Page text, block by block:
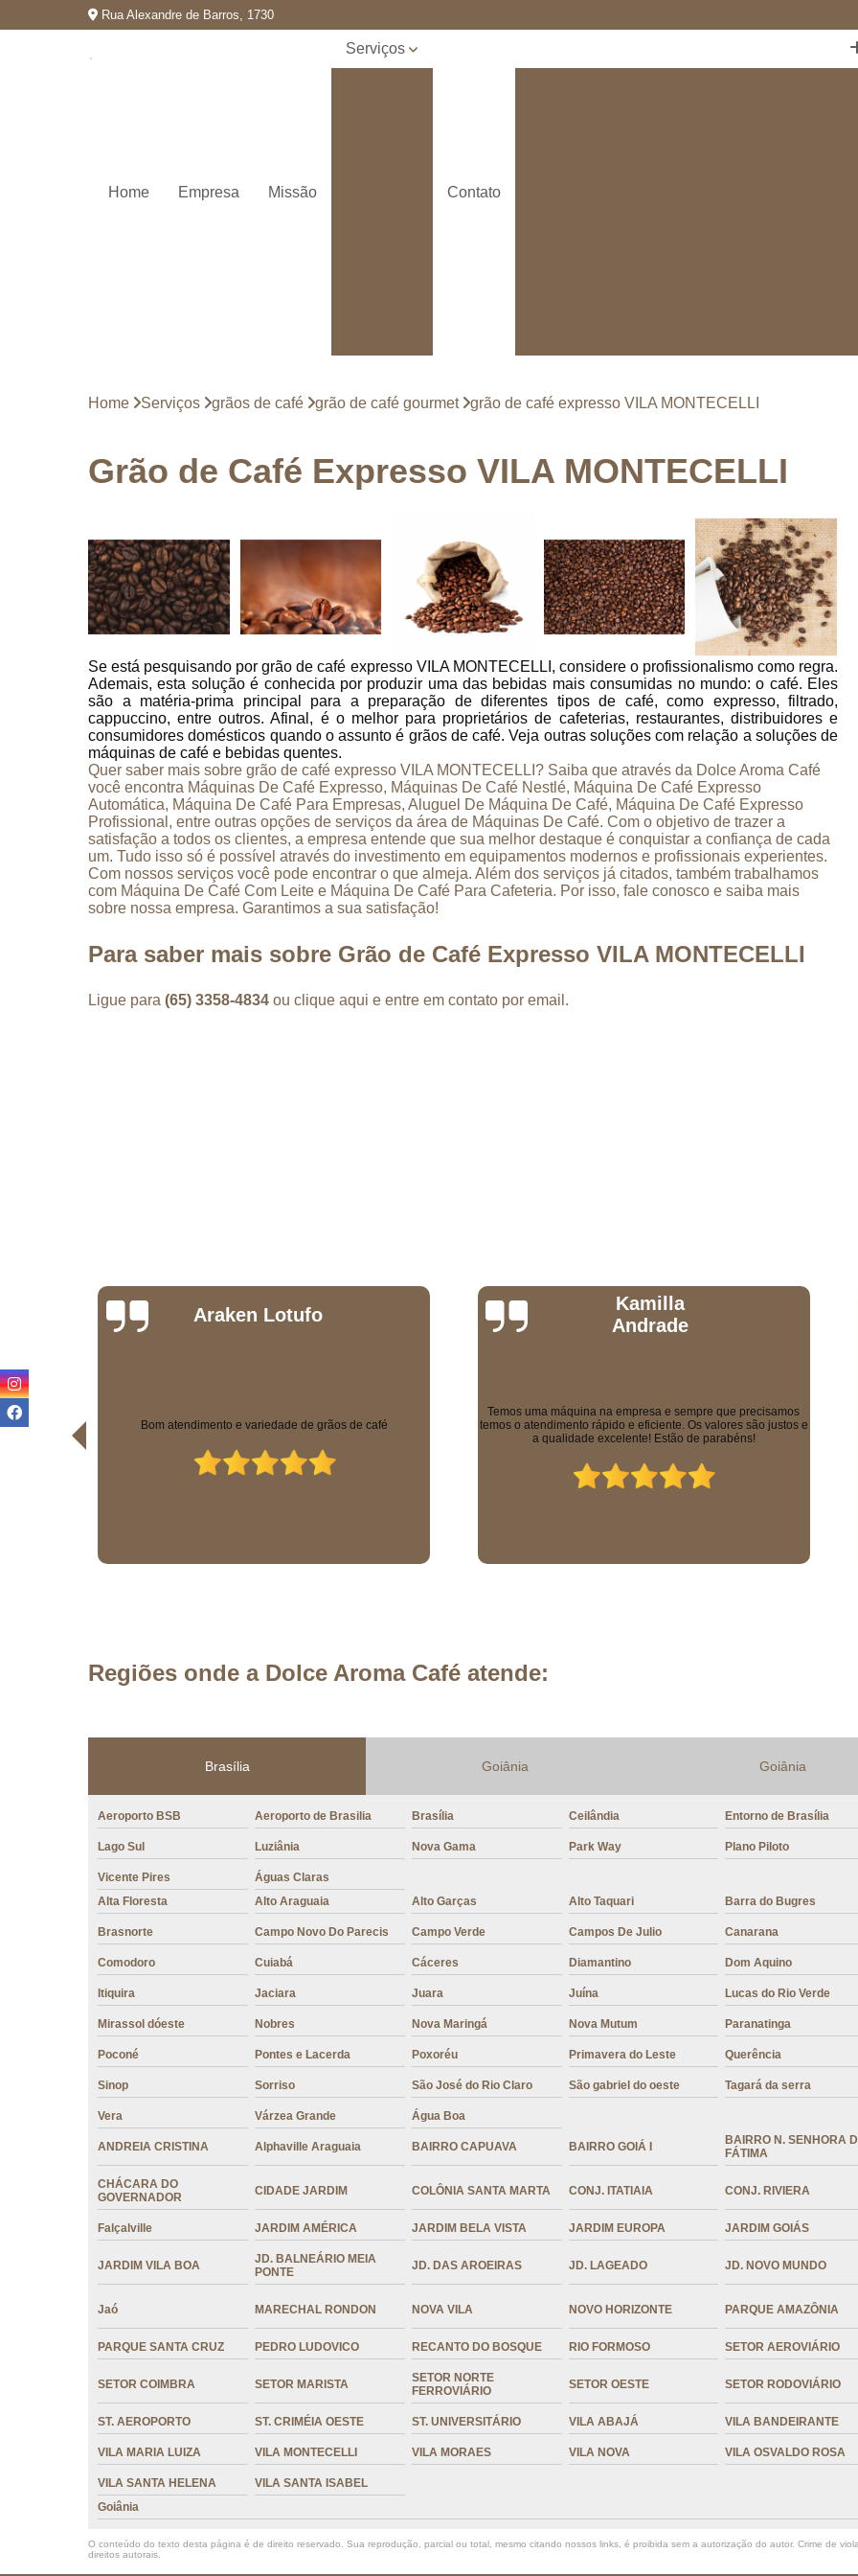
Rua Alexandre de Barros, 1730
Home Empresa Missão
Serviços
de
Máquinas
de café
Máquinas
expresso
Máquinas
de café
nestlé
Máquinas
de café
profissional
Misturas
cappuccino
Contato
Café Torrado Moído
Café em Cápsula
Cápsula de Café para Cafeteira
Grão de Café
Grão de Café Cru Grão
Grão de Café Moído
Grão de Café Torrado
Grãos para Café Expresso
Locação de
Locação de Máquina de Café Expresso
Locação Máquina de Café
Locação Máquina de Café para Eventos
Máquina de Café Locação
Máquina
Máquina de Café
Máquina de Café
Máquina de Café de Padaria
Máquina de Café para Cafeteria
Máquina de Café para Empresas
Máquina de Café para Padaria
Máquina Café Expresso e
Máquina de Café Capuccino e Chocolate
Máquina de Café
Máquina Profissional de Café
Máquina Café Nestlé
Máquina de Café
Máquina Nescafé Milano M860
Máquina de Café Expresso Profissional
Home Serviços grãos de café grão de café gourmet grão de café expresso VILA MONTECELLI
Grão de Café Expresso VILA MONTECELLI
Se está pesquisando por grão de café expresso VILA MONTECELLI, considere o profissionalismo como regra.
Ademais, esta solução é conhecida por produzir uma das bebidas mais consumidas no mundo: o café. Eles
são a matéria-prima principal para a preparação de diferentes tipos de café, como expresso, filtrado,
cappuccino, entre outros. Afinal, é o melhor para proprietários de cafeterias, restaurantes, distribuidores e
consumidores domésticos quando o assunto é grãos de café. Veja outras soluções com relação a soluções de
máquinas de café e bebidas quentes.
Quer saber mais sobre grão de café expresso VILA MONTECELLI? Saiba que através da Dolce Aroma Café
você encontra Máquinas De Café Expresso, Máquinas De Café Nestlé, Máquina De Café Expresso
Automática, Máquina De Café Para Empresas, Aluguel De Máquina De Café, Máquina De Café Expresso
Profissional, entre outras opções de serviços da área de Máquinas De Café. Com o objetivo de trazer a
satisfação a todos os clientes, a empresa entende que sua melhor destaque é conquistar a confiança de cada
um. Tudo isso só é possível através do investimento em equipamentos modernos e profissionais experientes.
Com nossos serviços você pode encontrar o que almeja. Além dos serviços já citados, também trabalhamos
com Máquina De Café Com Leite e Máquina De Café Para Cafeteria. Por isso, fale conosco e saiba mais
sobre nossa empresa. Garantimos a sua satisfação!
Para saber mais sobre Grão de Café Expresso VILA MONTECELLI
Ligue para (65) 3358-4834 ou clique aqui e entre em contato por email.
Kamilla
Andrade
temos o atendimento rápido e eficiente. Os valores são justos e
Daniel Milano
Equipe excelente, todos muito educados. Máquinas
sensacionais e os solúveis que eles vendem são uma delícia!
Regiões onde a Dolce Aroma Café atende:
Brasília Goiânia Goiânia
Aeroporto BSB Aeroporto de Brasilia Brasília Ceilândia Entorno de Brasília
Lago Sul Luziânia Nova Gama Park Way Plano Piloto
Vicente Pires
Águas Claras
Alta Floresta
Alto Araguaia Alto Garças Alto Taquari Barra do Bugres
Brasnorte Campo Novo Do Parecis Campo Verde Campos De Julio Canarana
Comodoro Cuiabá Cáceres Diamantino Dom Aquino
Itiquira Jaciara Juara Juína Lucas do Rio Verde
Mirassol dóeste Nobres Nova Maringá Nova Mutum Paranatinga
Poconé Pontes e Lacerda Poxoréu Primavera do Leste Querência
Sinop Sorriso São José do Rio Claro São gabriel do oeste Tagará da serra
Vera Várzea Grande Água Boa
ANDREIA CRISTINA Alphaville Araguaia BAIRRO CAPUAVA BAIRRO GOIÁ I
BAIRRO N. SENHORA
FÁTIMA
CHÁCARA DO
GOVERNADOR
CIDADE JARDIM COLÔNIA SANTA MARTA CONJ. ITATIAIA CONJ. RIVIERA
Falçalville JARDIM AMÉRICA JARDIM BELA VISTA JARDIM EUROPA JARDIM GOIÁS
JARDIM VILA BOA
JD. BALNEÁRIO MEIA
PONTE
JD. DAS AROEIRAS JD. LAGEADO JD. NOVO MUNDO
Jaó MARECHAL RONDON NOVA VILA NOVO HORIZONTE PARQUE AMAZÔNIA
PARQUE SANTA CRUZ PEDRO LUDOVICO RECANTO DO BOSQUE RIO FORMOSO SETOR AEROVIÁRIO
SETOR COIMBRA SETOR MARISTA
SETOR NORTE
FERROVIÁRIO
SETOR OESTE SETOR RODOVIÁRIO
ST. AEROPORTO ST. CRIMÉIA OESTE ST. UNIVERSITÁRIO VILA ABAJÁ VILA BANDEIRANTE
VILA MARIA LUIZA VILA MONTECELLI VILA MORAES VILA NOVA VILA OSVALDO ROSA
VILA SANTA HELENA
VILA SANTA ISABEL
Goiânia
O conteúdo do texto desta página é de direito reservado. Sua reprodução, parcial ou total, mesmo citando nossos links, é proibida sem a autorização do autor. Crime de
direitos autorais